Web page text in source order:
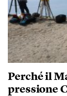
Perché il
pressione